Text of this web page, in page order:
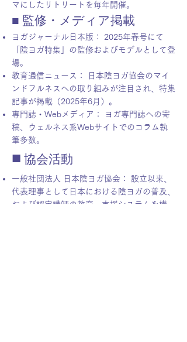
マにしたリトリートを毎年開催。
■ 監修・メディア掲載
ヨガジャーナル日本版： 2025年春号にて
「陰ヨガ特集」の監修およびモデルとして登
場。
教育通信ニュース： 日本陰ヨガ協会のマイ
ンドフルネスへの取り組みが注目され、特集
記事が掲載（2025年6月）。
専門誌・Webメディア： ヨガ専門誌への寄
稿、ウェルネス系Webサイトでのコラム執
筆多数。
■ 協会活動
一般社団法人 日本陰ヨガ協会： 設立以来、
代表理事として日本における陰ヨガの普及、
および認定講師の教育・支援システムを構